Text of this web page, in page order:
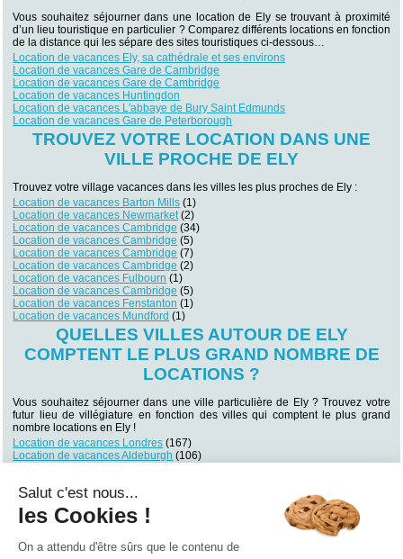
Vous souhaitez séjourner dans une location de Ely se trouvant à proximité
d’un lieu touristique en particulier ? Comparez différents locations en fonction
de la distance qui les sépare des sites touristiques ci-dessous…
Location de vacances Ely, sa cathédrale et ses environs
Location de vacances Gare de Cambridge
Location de vacances Gare de Cambridge
Location de vacances Huntingdon
Location de vacances L'abbaye de Bury Saint Edmunds
Location de vacances Gare de Peterborough
TROUVEZ VOTRE LOCATION DANS UNE
VILLE PROCHE DE ELY
Trouvez votre village vacances dans les villes les plus proches de Ely :
Location de vacances Barton Mills (1)
Location de vacances Newmarket(2)
Location de vacances Cambridge (34)
Location de vacances Cambridge (5)
Location de vacances Cambridge (7)
Location de vacances Cambridge (2)
Location de vacances Fulbourn (1)
Location de vacances Cambridge (5)
Location de vacances Fenstanton (1)
Location de vacances Mundford (1)
QUELLES VILLES AUTOUR DE ELY
COMPTENT LE PLUS GRAND NOMBRE DE
LOCATIONS ?
Vous souhaitez séjourner dans une ville particulière de Ely ? Trouvez votre
futur lieu de villégiature en fonction des villes qui comptent le plus grand
nombre locations en Ely !
Location de vacances Londres (167)
Location de vacances Aldeburgh (106)
Location de vacances Norwich
Location de vacances Hunstanton
Location de vacances Thorpeness
Location de vacances Brancaster(36)
Location de vacances Clacton-on-Sea
Salut c'est nous...
les Cookies !
On a attendu d'être sûrs que le contenu de